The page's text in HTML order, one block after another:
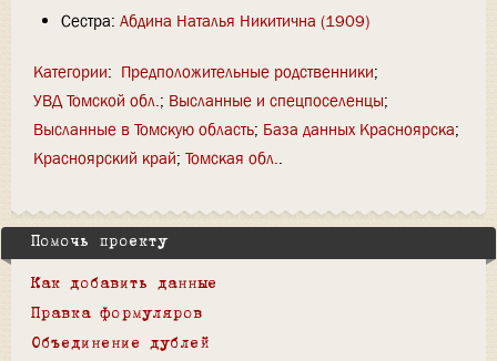
Сестра: Абдина Наталья Никитична (1909)
Категории: Предположительные родственники
УВД Томской обл. Высланные и спецпоселенцы
Высланные в Томскую область База данных Красноярска
Красноярский край Томская обл.
Помочь проекту
Как добавить данные
Правка формуляров
Объединение дублей